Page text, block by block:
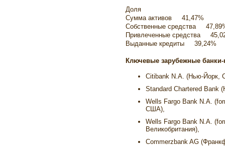
Доля
Сумма активов 41,47%
Собственные средства
Привлеченные средства
Выданные кредиты 39,24%
Ключевые зарубежные
Citibank N.A. (Нью-Йорк,
Standard Chartered
Wells Fargo Bank N.A.
США),
Wells Fargo Bank N.A.
Великобритания),
Commerzbank AG